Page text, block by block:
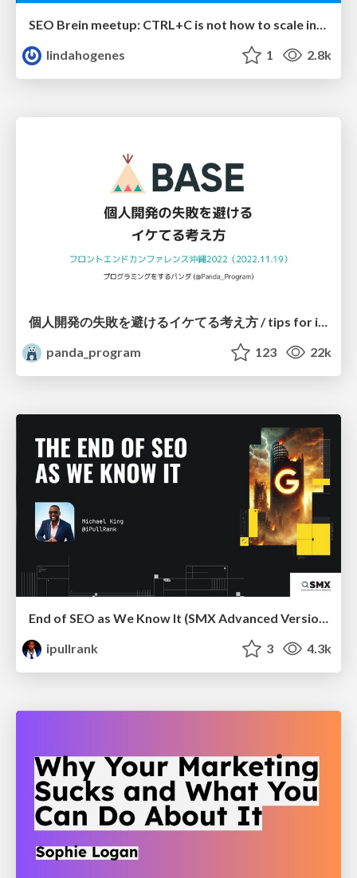
SEO Brein meetup: CTRL+C is not how to scale international SEO
lindahogenes
1 2.8k
個人開発の失敗を避けるイケてる考え方 / tips for indie hackers
panda_program
123 22k
End of SEO as We Know It (SMX Advanced Version)
ipullrank
3 4.3k